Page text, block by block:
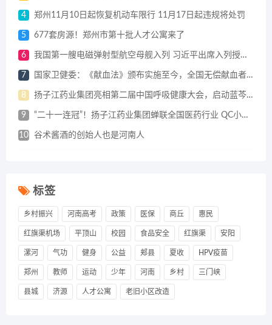
4 郑州11月10日起恢复机动车限行 11月17日起违规将处罚
5 677套房源！郑州市第十批人才公寓来了
6 我国第一艘电磁弹射型航空母舰入列 习近平出席入列授旗仪式并登舰视察
7 国家卫健委：《献血法》颁布实施至今，全国无偿献血者达1.4亿人
8 扬子江药业集团亮相第二届中国呼吸健康大会，启动蓝芩口服液循证研究战略合作
9 “二十一连冠”！扬子江药业集团蝉联全国医药行业 QC小组成果发表一等奖总数冠军
10 谷术酱酒的创始人也是河南人
标签
乡村振兴 河南高考 政策 医保 商丘 惠民
红旗渠机场 平顶山 校园 食品安全 红旗渠 安阳
漯河 气功 健身 公益 郏县 夏收 HPV疫苗
郑州 教师 运动 少年 河南 乡村 三门峡
县城 济源 人才公寓 老旧小区改造